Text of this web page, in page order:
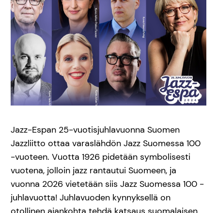
Jazz-Espan 25-vuotisjuhlavuonna Suomen
Jazzliitto ottaa varaslähdön Jazz Suomessa 100
-vuoteen. Vuotta 1926 pidetään symbolisesti
vuotena, jolloin jazz rantautui Suomeen, ja
vuonna 2026 vietetään siis Jazz Suomessa 100 -
juhlavuotta! Juhlavuoden kynnyksellä on